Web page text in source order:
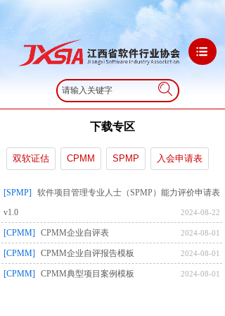
下载专区
双软证估 CPMM SPMP 入会申请表
[SPMP]
软件项目管理专业人士（SPMP）能力评价申请表
v1.0
2024-08-22
[CPMM] CPMM企业自评表 2024-08-01
[CPMM] CPMM企业自评报告模板 2024-08-01
[CPMM] CPMM典型项目案例模板 2024-08-01